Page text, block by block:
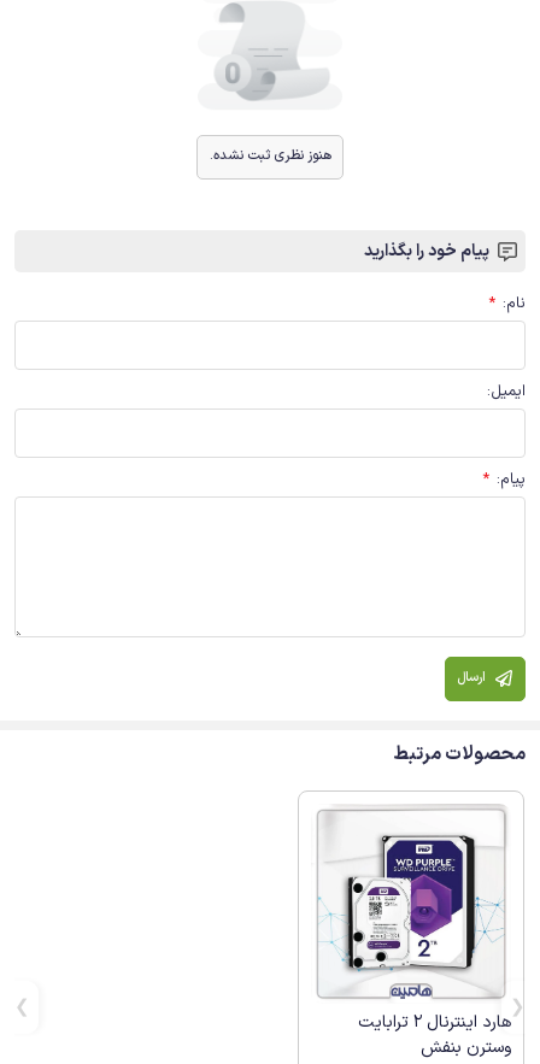
هنوز نظری ثبت نشده.
پیام خود را بگذارید
نام:
*
ایمیل:
پیام:
*
ارسال
محصولات مرتبط
هارد اینترنال 2 ترابایت
وسترن بنفش